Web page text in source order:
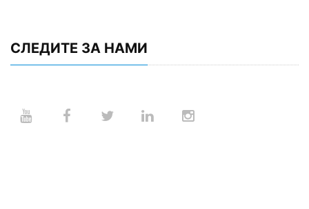
СЛЕДИТЕ ЗА НАМИ